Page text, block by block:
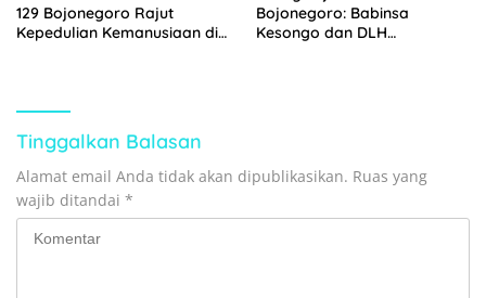
129 Bojonegoro Rajut
Kepedulian Kemanusiaan di
Bojonegoro: Babinsa
Kesongo dan DLH
Tinggalkan Balasan
Alamat email Anda tidak akan dipublikasikan. Ruas yang
wajib ditandai *